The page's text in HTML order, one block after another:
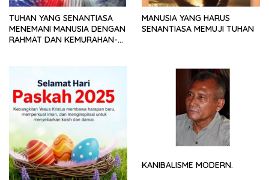
TUHAN YANG SENANTIASA
MENEMANI MANUSIA DENGAN
RAHMAT DAN KEMURAHAN-
MANUSIA YANG HARUS
SENANTIASA MEMUJI TUHAN
KANIBALISME MODERN.